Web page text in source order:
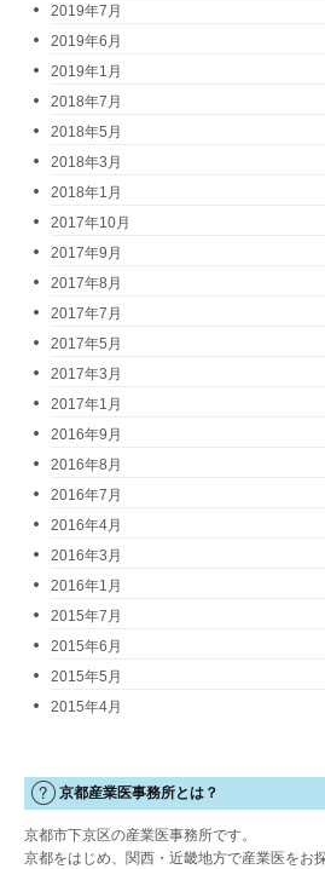
2019年7月
2019年6月
2019年1月
2018年7月
2018年5月
2018年3月
2018年1月
2017年10月
2017年9月
2017年8月
2017年7月
2017年5月
2017年3月
2017年1月
2016年9月
2016年8月
2016年7月
2016年4月
2016年3月
2016年1月
2015年7月
2015年6月
2015年5月
2015年4月
京都産業医事務所とは？
京都市下京区の産業医事務所です。
京都をはじめ、関西・近畿地方で産業医をお